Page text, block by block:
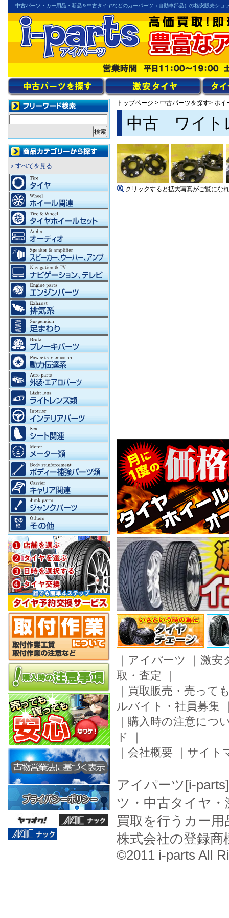
中古パーツ・カー用品・新品＆中古タイヤなどのカーパーツ（自動車部品）の格安販売ショ
トップページ > 中古パーツを探す> ホイ
中古 ワイト
クリックすると拡大写真がご覧にな
｜ アイパーツ ｜ 激安
取・査定 ｜
｜ 買取販売・売って
ルバイト・社員募集
｜ 購入時の注意につ
ド
｜
｜ 会社概要 ｜ サイト
アイパーツ[i-
ツ・中古タイヤ
買取を行うカー
株式会社の登録商
©2011 i-parts All
＞すべてを見る